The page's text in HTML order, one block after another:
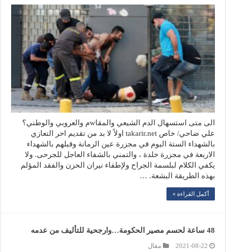
الى متى استسهال الدم الشيعي والمقاwم والعروبي والوطني؟
علي ضاحي/ خاص takarir.net اولاً لا بد من تقديم احر التعازي
بالشهداء الستة اليوم في مجزرة عين الرمانة وقبلهم بالشهداء
الاربعة في مجزرة خلدة ، والتمني بالشفاء العاجل للجرحى. ولا
يكفي الكلام لبلسمة الجراح ولإطفاء نيران الحزن والفقد المؤلم
بهذه الطريقة البشعة. …
أكمل القراءة »
48 ساعة لحسم مصير الحكومة…وارجحية للتأليف من عدمه
2021-08-22 مقال